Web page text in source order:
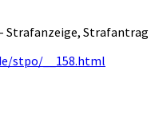
Strafanzeige, Strafantrag
stpo/__158.html